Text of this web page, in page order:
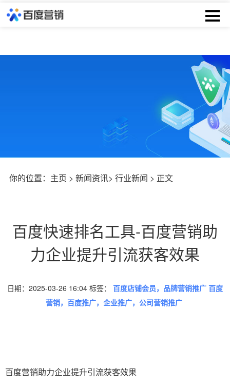
你的位置： 主页 > 新闻资讯> 行业新闻 > 正文
百度快速排名工具-百度营销助
力企业提升引流获客效果
日期：2025-03-26 16:04 标签： 百度店铺会员，品牌营销推广 百度
营销，百度推广，企业推广，公司营销推广
百度营销助力企业提升引流获客效果